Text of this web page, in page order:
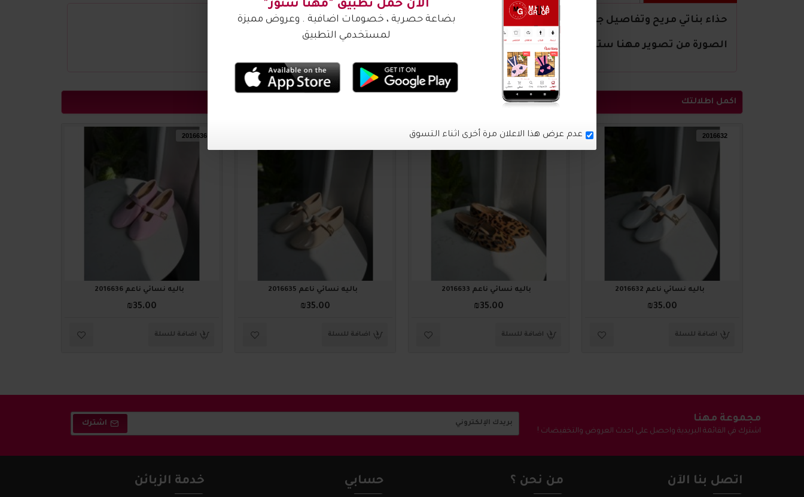
حذاء بناتي مريح وتفاصيل جميلة
الصورة من تصوير مهنا ستور
اكمل اطلالتك
2016632
باليه نسائي ناعم 2016632
₪35.00
اضافة للسلة
2016633
باليه نسائي ناعم 2016633
₪35.00
اضافة للسلة
باليه نسائي ناعم 2016635
₪35.00
اضافة للسلة
2016636
باليه نسائي ناعم 2016636
₪35.00
اضافة للسلة
مجموعة مهنا
اشترك في القائمة البريدية واحصل على احدث العروض والتخفيضات !
اشترك
اتصل بنا الآن من نحن ؟ حسابي خدمة الزبائن